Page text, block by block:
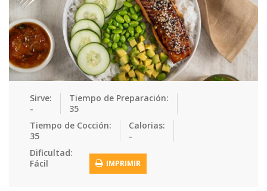
Panes Para Niños Pastas Pasteles
Pescados Pizzas Platos Fue… Pollo
Postres Recetas de… Recetas Do… Recetas Fá…
Recetas Me… Recetas Na…
Sandwiches Snacks
Tacos
Sirve:
-
Tiempo de Preparación:
35
Tiempo de Cocción:
35
Calorias:
-
Dificultad:
Fácil
IMPRIMIR